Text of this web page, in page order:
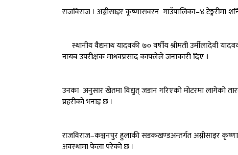
राजविराज । अग्नीसाइर कृष्णासवरन गाउँपालिका–४ टेङ्गरीमा
स्थानीय वैद्यनाथ यादवकी ७० वर्षीय श्रीमती उर्मीलादेवी
नायब उपरीक्षक माधवप्रसाद काफ्लेले जनाकारी दिए ।
उनका अनुसार खेतमा विद्युत् जडान गरिएको मोटरमा लागेको
प्रहरीको भनाइ छ ।
राजविराज–कञ्चनपुर हुलाकी सडकखण्डअन्तर्गत अग्नीसाइर
अवस्थामा फेला परेको छ ।